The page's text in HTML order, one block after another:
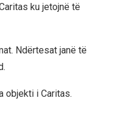
ku jetojnë të
Ndërtesat janë të
objekti i Caritas.